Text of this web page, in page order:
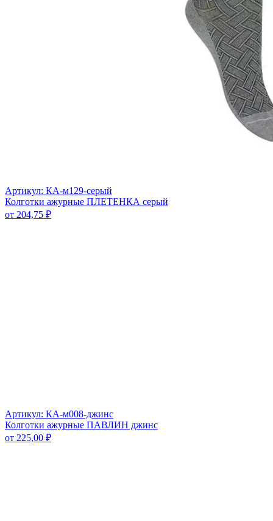
Артикул: КА-м129-серый
Колготки ажурные ПЛЕТЕНКА серый
от 204,75 ₽
Артикул: КА-м008-джинс
Колготки ажурные ПАВЛИН джинс
от 225,00 ₽